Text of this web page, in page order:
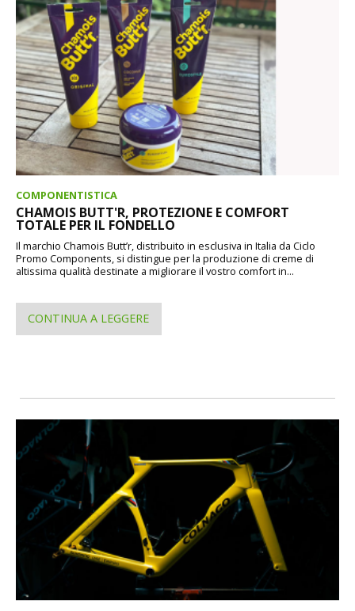
COMPONENTISTICA
CHAMOIS BUTT'R, PROTEZIONE E COMFORT
TOTALE PER IL FONDELLO
Il marchio Chamois Butt’r, distribuito in esclusiva in Italia da Ciclo
Promo Components, si distingue per la produzione di creme di
altissima qualità destinate a migliorare il vostro comfort in...
CONTINUA A LEGGERE